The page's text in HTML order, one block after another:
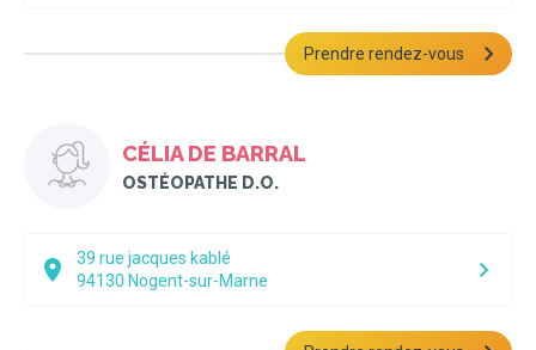
Prendre rendez-vous
CÉLIA DE BARRAL
OSTÉOPATHE D.O.
39 rue jacques kablé
94130 Nogent-sur-Marne